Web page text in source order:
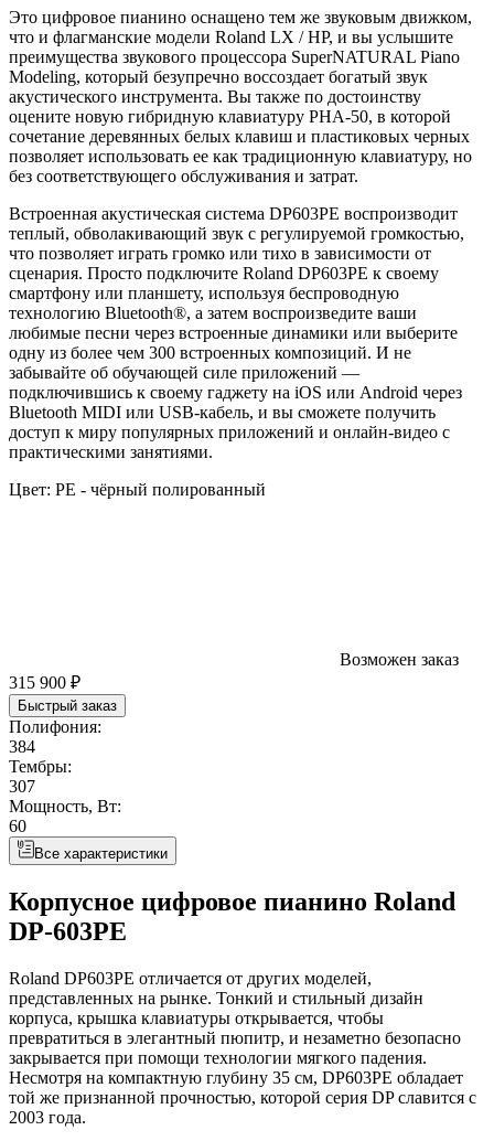
Это цифровое пианино оснащено тем же звуковым движком,
что и флагманские модели Roland LX / HP, и вы услышите
преимущества звукового процессора SuperNATURAL Piano
Modeling, который безупречно воссоздает богатый звук
акустического инструмента. Вы также по достоинству
оцените новую гибридную клавиатуру PHA-50, в которой
сочетание деревянных белых клавиш и пластиковых черных
позволяет использовать ее как традиционную клавиатуру, но
без соответствующего обслуживания и затрат.
Встроенная акустическая система DP603PE воспроизводит
теплый, обволакивающий звук с регулируемой громкостью,
что позволяет играть громко или тихо в зависимости от
сценария. Просто подключите Roland DP603PE к своему
смартфону или планшету, используя беспроводную
технологию Bluetooth®, а затем воспроизведите ваши
любимые песни через встроенные динамики или выберите
одну из более чем 300 встроенных композиций. И не
забывайте об обучающей силе приложений —
подключившись к своему гаджету на iOS или Android через
Bluetooth MIDI или USB-кабель, и вы сможете получить
доступ к миру популярных приложений и онлайн-видео с
практическими занятиями.
Цвет: PE - чёрный полированный
Возможен заказ
315 900 ₽
Быстрый заказ
Полифония:
384
Тембры:
307
Мощность, Вт:
60
Все характеристики
Корпусное цифровое пианино Roland
DP-603PE
Roland DP603PE отличается от других моделей,
представленных на рынке. Тонкий и стильный дизайн
корпуса, крышка клавиатуры открывается, чтобы
превратиться в элегантный пюпитр, и незаметно безопасно
закрывается при помощи технологии мягкого падения.
Несмотря на компактную глубину 35 см, DP603PE обладает
той же признанной прочностью, которой серия DP славится с
2003 года.